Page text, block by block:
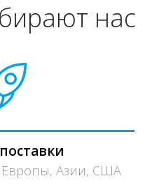
нас
Европы, Азии, США